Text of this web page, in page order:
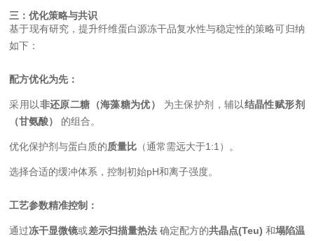
三：优化策略与共识
基于现有研究，提升纤维蛋白源冻干品复水性与稳定性的策略可归纳
如下：
配方优化为先：
采用以非还原二糖（海藻糖为优） 为主保护剂，辅以结晶性赋形剂
（甘氨酸）
的组合。
优化保护剂与蛋白质的质量比 （通常需远大于1:1）。
选择合适的缓冲体系，控制初始pH和离子强度。
工艺参数精准控制：
通过冻干显微镜或差示扫描量热法确定配方的共晶点(Teu) 和塌陷温